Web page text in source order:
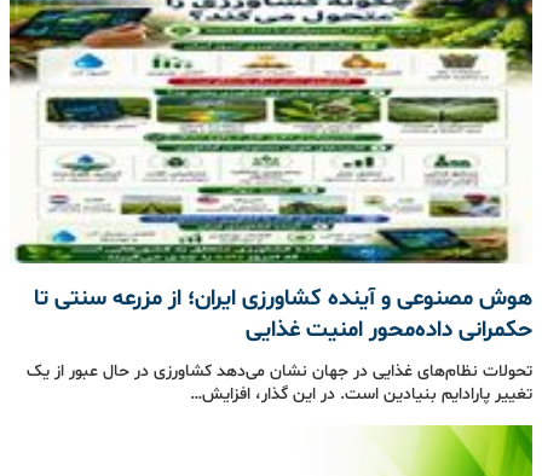
هوش مصنوعی و آینده کشاورزی ایران؛ از مزرعه سنتی تا
حکمرانی داده‌محور امنیت غذایی
تحولات نظام‌های غذایی در جهان نشان می‌دهد کشاورزی در حال عبور از یک
تغییر پارادایم بنیادین است. در این گذار، افزایش…